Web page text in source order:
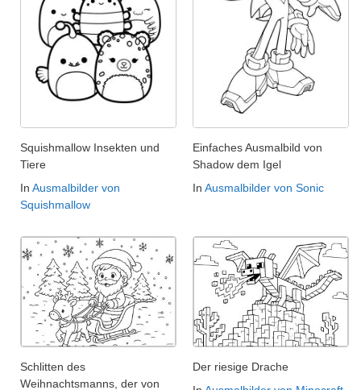
Squishmallow Insekten und
Tiere
In Ausmalbilder von
Squishmallow
Einfaches Ausmalbild von
Shadow dem Igel
In Ausmalbilder von Sonic
Schlitten des
Weihnachtsmanns, der von
Der riesige Drache